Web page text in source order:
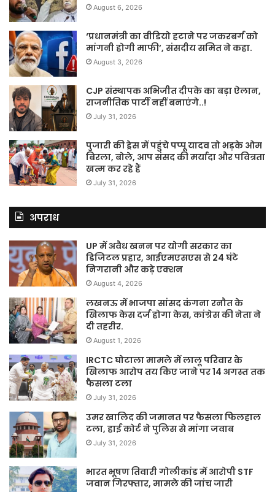
August 6, 2026
‘प्रधानमंत्री का वीडियो हटाने पर जकरबर्ग को
मांगनी होगी माफी’, संसदीय समित ने कहा.
August 3, 2026
CJP संस्थापक अभिजीत दीपके का बड़ा ऐलान,
राजनीतिक पार्टी नहीं बनाएंगे..!
July 31, 2026
पुजारी की ड्रेस में पहुंचे पप्पू यादव तो भड़के ओम
बिरला, बोले, आप संसद की मर्यादा और पवित्रता
खत्म कर रहे हैं
July 31, 2026
अपराध
UP में अवैध खनन पर योगी सरकार का
डिजिटल प्रहार, आईएमएसएस से 24 घंटे
निगरानी और कड़े एक्शन
August 4, 2026
लखनऊ में भाजपा सांसद कंगना रनौत के
खिलाफ केस दर्ज होगा केस, कांग्रेस की नेता ने
दी तहरीर.
August 1, 2026
IRCTC घोटाला मामले में लालू परिवार के
खिलाफ आरोप तय किए जाने पर 14 अगस्त तक
फैसला टला
July 31, 2026
उमर खालिद की जमानत पर फैसला फिलहाल
टला, हाई कोर्ट ने पुलिस से मांगा जवाब
July 31, 2026
भारत भूषण तिवारी गोलीकांड में आरोपी STF
जवान गिरफ्तार, मामले की जांच जारी